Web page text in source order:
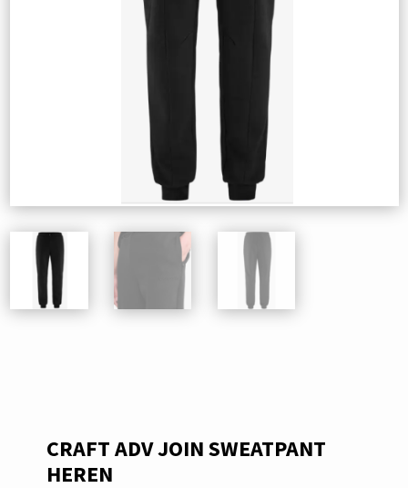
CRAFT ADV JOIN SWEATPANT
HEREN